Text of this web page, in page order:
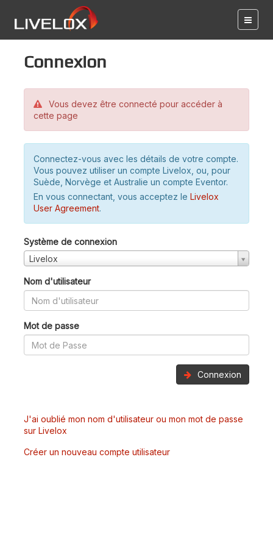
Connexion
Vous devez être connecté pour accéder à
cette page
Connectez-vous avec les détails de votre compte.
Vous pouvez utiliser un compte Livelox, ou, pour
Suède, Norvège et Australie un compte Eventor.
En vous connectant, vous acceptez le Livelox
User Agreement.
Système de connexion
Livelox
Nom d'utilisateur
Mot de passe
Connexion
J'ai oublié mon nom d'utilisateur ou mon mot de passe
sur Livelox
Créer un nouveau compte utilisateur